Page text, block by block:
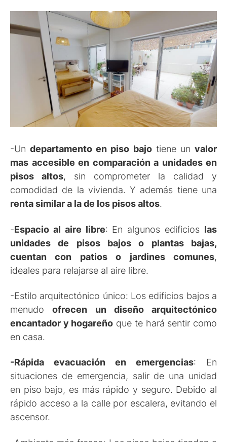
-Undepartamento en piso bajotiene unvalor
mas accesible en comparación a unidades en
pisos altos, sin comprometer la calidad y
comodidad de la vivienda. Y además tiene una
renta similar a la de los pisos altos.
-Espacio al aire libre: En algunos edificios las
unidades de pisos bajos o plantas bajas,
cuentan con patios o jardines comunes,
ideales para relajarse al aire libre.
-Estilo arquitectónico único: Los edificios bajos a
menudoofrecen un diseño arquitectónico
encantador y hogareño que te hará sentir como
en casa.
-Rápida evacuación en emergencias: En
situaciones de emergencia, salir de una unidad
en piso bajo, es más rápido y seguro. Debido al
rápido acceso a la calle por escalera, evitando el
ascensor.